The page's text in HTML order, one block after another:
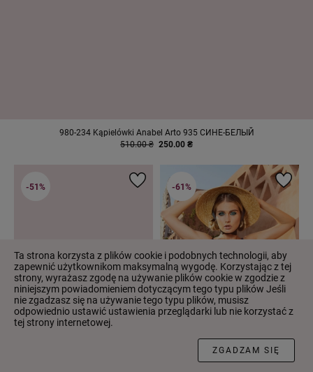
980-234 Kąpielówki Anabel Arto 935 СИНЕ-БЕЛЫЙ
510.00 ₴ 250.00 ₴
-51% -61%
Ta strona korzysta z plików cookie i podobnych technologii, aby
zapewnić użytkownikom maksymalną wygodę. Korzystając z tej
strony, wyrażasz zgodę na używanie plików cookie w zgodzie z
niniejszym powiadomieniem dotyczącym tego typu plików Jeśli
nie zgadzasz się na używanie tego typu plików, musisz
odpowiednio ustawić ustawienia przeglądarki lub nie korzystać z
tej strony internetowej.
ZGADZAM SIĘ